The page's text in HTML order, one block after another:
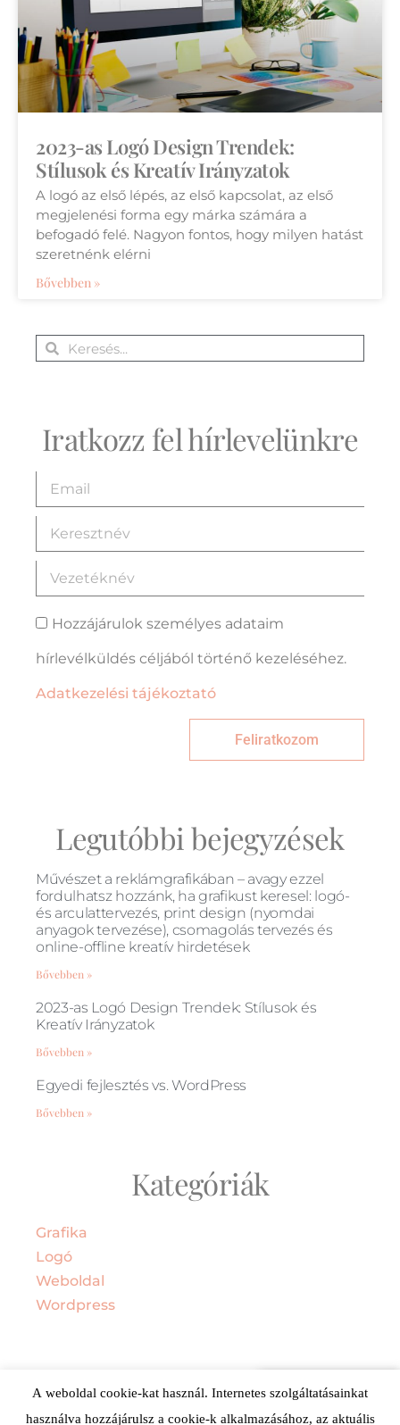
2023-as Logó Design Trendek:
Stílusok és Kreatív Irányzatok
A logó az első lépés, az első kapcsolat, az első
megjelenési forma egy márka számára a
befogadó felé. Nagyon fontos, hogy milyen hatást
szeretnénk elérni
Bővebben »
Iratkozz fel hírlevelünkre
Hozzájárulok személyes adataim
hírlevélküldés céljából történő kezeléséhez.
Adatkezelési tájékoztató
Feliratkozom
Legutóbbi bejegyzések
Művészet a reklámgrafikában – avagy ezzel
fordulhatsz hozzánk, ha grafikust keresel: logó-
és arculattervezés, print design (nyomdai
anyagok tervezése), csomagolás tervezés és
online-offline kreatív hirdetések
Bővebben »
2023-as Logó Design Trendek: Stílusok és
Kreatív Irányzatok
Bővebben »
Egyedi fejlesztés vs. WordPress
Bővebben »
Kategóriák
Grafika
Logó
Weboldal
Wordpress
Vedd fel velünk
a kapcsolatot!
A weboldal cookie-kat használ. Internetes szolgáltatásainkat
használva hozzájárulsz a cookie-k alkalmazásához, az aktuális